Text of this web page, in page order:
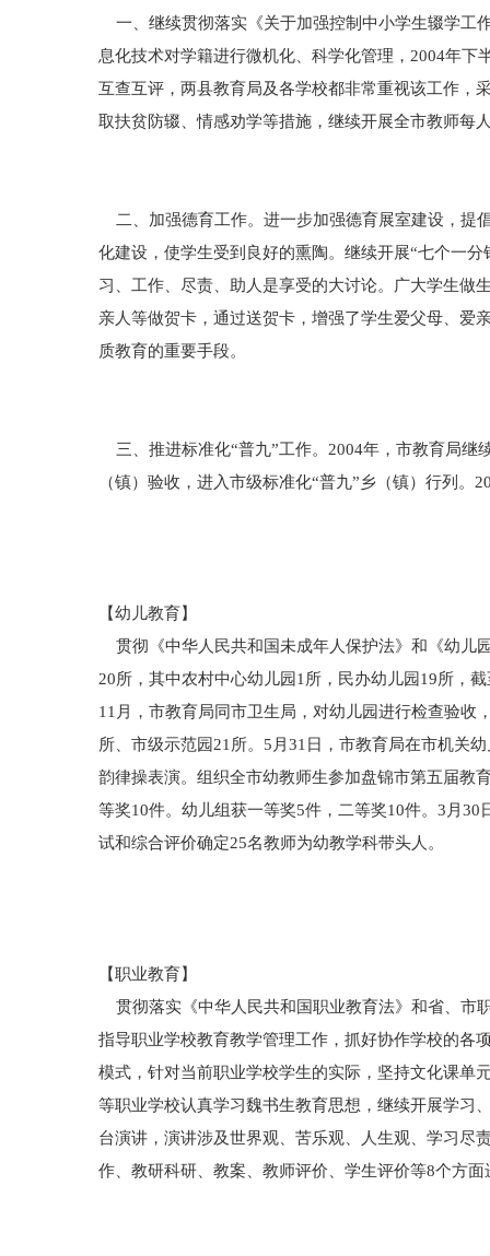
一、继续贯彻落实《关于加强控制中小学生辍学工
息化技术对学籍进行微机化、科学化管理，2004年
互查互评，两县教育局及各学校都非常重视该工作，
取扶贫防辍、情感劝学等措施，继续开展全市教师每
二、加强德育工作。进一步加强德育展室建设，提
化建设，使学生受到良好的熏陶。继续开展“七个一
习、工作、尽责、助人是享受的大讨论。广大学生做
亲人等做贺卡，通过送贺卡，增强了学生爱父母、爱
质教育的重要手段。
三、推进标准化“普九”工作。2004年，市教育局继
（镇）验收，进入市级标准化“普九”乡（镇）行列
【幼儿教育】
贯彻《中华人民共和国未成年人保护法》和《幼儿
20所，其中农村中心幼儿园1所，民办幼儿园19所，
11月，市教育局同市卫生局，对幼儿园进行检查验收
所、市级示范园21所。5月31日，市教育局在市机关
韵律操表演。组织全市幼教师生参加盘锦市第五届教
等奖10件。幼儿组获一等奖5件，二等奖10件。3月
试和综合评价确定25名教师为幼教学科带头人。
【职业教育】
贯彻落实《中华人民共和国职业教育法》和省、市
指导职业学校教育教学管理工作，抓好协作学校的各
模式，针对当前职业学校学生的实际，坚持文化课单
等职业学校认真学习魏书生教育思想，继续开展学习
台演讲，演讲涉及世界观、苦乐观、人生观、学习尽
作、教研科研、教案、教师评价、学生评价等8个方